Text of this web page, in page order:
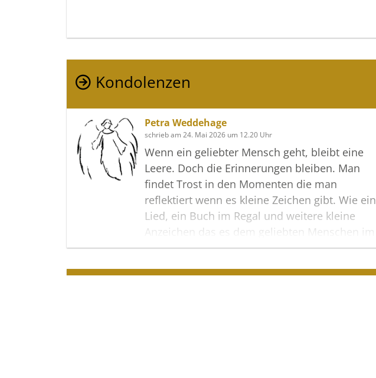
Kondolenzen
Petra Weddehage
schrieb am 24. Mai 2026 um 12.20 Uhr
Wenn ein geliebter Mensch geht, bleibt eine
Leere. Doch die Erinnerungen bleiben. Man
findet Trost in den Momenten die man
reflektiert wenn es kleine Zeichen gibt. Wie ein
Lied, ein Buch im Regal und weitere kleine
Anzeichen das es dem geliebten Menschen im
Jenseits gut geht.
Im Namen der Familien Weddehage, Jenny